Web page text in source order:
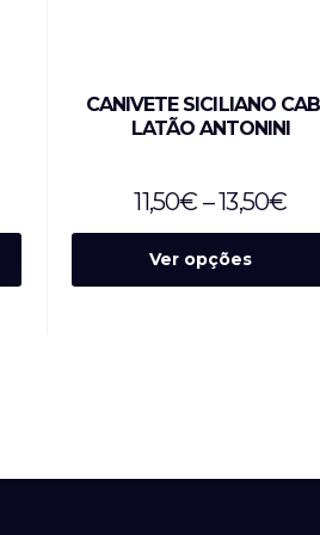
CANIVETE SICILIANO
LATÃO ANTONINI
11,50€ –13,50€
Ver opções